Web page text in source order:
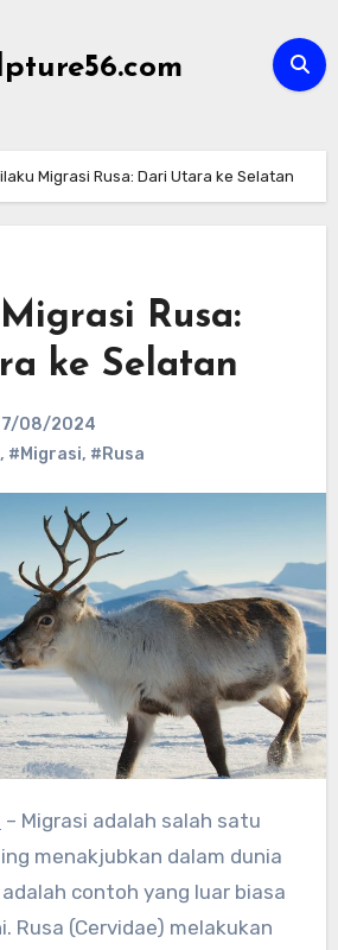
Migrasi Rusa: Dari Utara ke Selatan
Rusa:
ke Selatan
08/2024
, #Migrasi, #Rusa
– Migrasi adalah salah satu
menakjubkan dalam dunia
contoh yang luar biasa
Rusa (Cervidae) melakukan